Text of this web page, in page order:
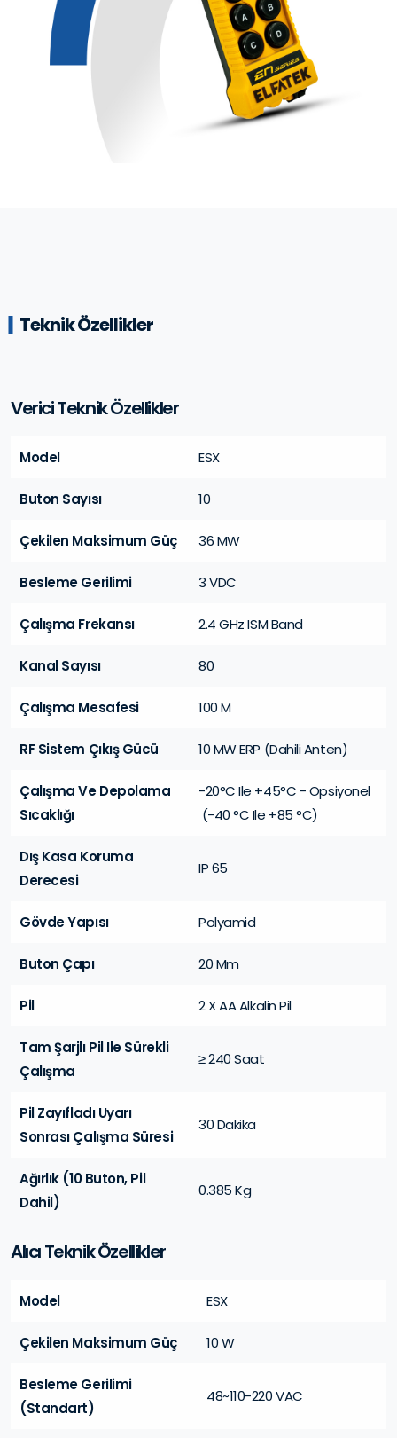
Teknik Özellikler
Verici Teknik Özellikler
Model ESX
Buton Sayısı 10
Çekilen Maksimum Güç 36 MW
Besleme Gerilimi 3 VDC
Çalışma Frekansı 2.4 GHz ISM Band
Kanal Sayısı 80
Çalışma Mesafesi 100 M
RF Sistem Çıkış Gücü 10 MW ERP (Dahili Anten)
Çalışma Ve Depolama
Sıcaklığı
-20°C Ile +45°C - Opsiyonel
(-40 °C Ile +85 °C)
Dış Kasa Koruma
Derecesi
IP 65
Gövde Yapısı Polyamid
Buton Çapı 20 Mm
Pil 2 X AA Alkalin Pil
Tam Şarjlı Pil Ile Sürekli
Çalışma
≥ 240 Saat
Pil Zayıfladı Uyarı
Sonrası Çalışma Süresi
30 Dakika
Ağırlık (10 Buton, Pil
Dahil)
0.385 Kg
Alıcı Teknik Özellikler
Model ESX
Çekilen Maksimum Güç 10 W
Besleme Gerilimi
(Standart)
48~110-220 VAC